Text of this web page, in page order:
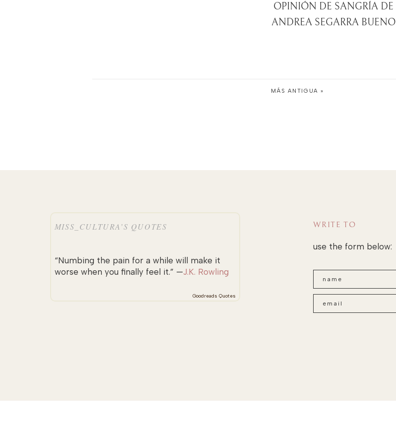
OPINIÓN DE SANGRÍA DE
ANDREA SEGARRA BUENO
MÁS ANTIGUA »
MISS_CULTURA’S QUOTES
“Numbing the pain for a while will make it
worse when you finally feel it.” —J.K. Rowling
Goodreads Quotes
WRITE TO
use the form below: